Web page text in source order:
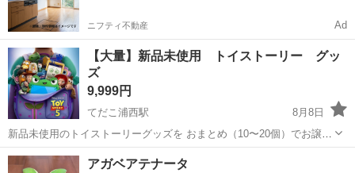
ニフティ不動産 Ad
【大量】新品未使用 トイストーリー グッ
ズ
9,999円
てだこ浦西駅
8月8日
新品未使用のトイストーリーグッズを おまとめ（10〜20個）でお譲り
します！！ 先月、ディズニーシーに行ってきたので シーのトイストー
リーグッズもございます！！ 台風で外に出れなくて家の中を整理して
沖縄 中頭郡 てだこ浦西駅
アガベアテナータ